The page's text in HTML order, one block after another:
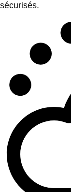
sécurisés.